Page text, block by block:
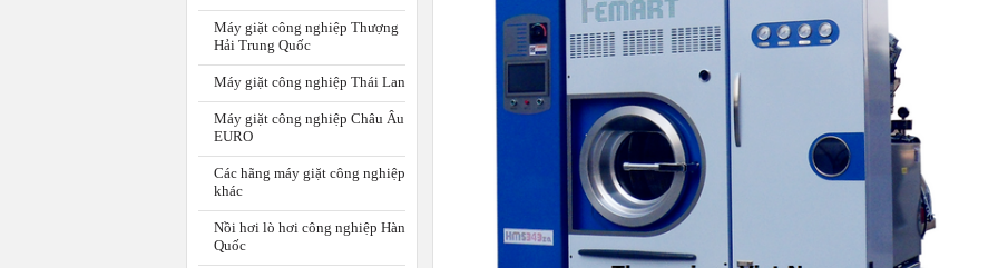
Máy giặt công nghiệp Thượng
Hải Trung Quốc
Máy giặt công nghiệp Thái Lan
Máy giặt công nghiệp Châu Âu
EURO
Các hãng máy giặt công nghiệp
khác
Nồi hơi lò hơi công nghiệp Hàn
Quốc